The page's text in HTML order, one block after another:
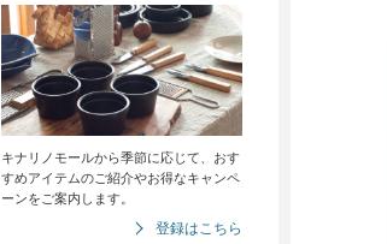
キナリノモールから季節に応じて、おす
すめアイテムのご紹介やお得なキャンペ
ーンをご案内します。
登録はこちら